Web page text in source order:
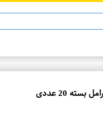
20 عددی